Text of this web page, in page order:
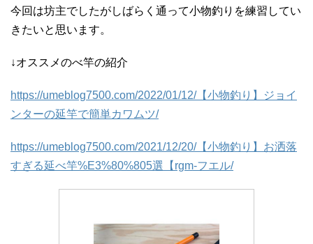
今回は坊主でしたがしばらく通って小物釣りを練習してい
きたいと思います。
↓オススメのべ竿の紹介
https://umeblog7500.com/2022/01/12/【小物釣り】ジョイ
ンターの延竿で簡単カワムツ/
https://umeblog7500.com/2021/12/20/【小物釣り】お洒落
すぎる延べ竿%E3%80%805選【rgm-フエル/